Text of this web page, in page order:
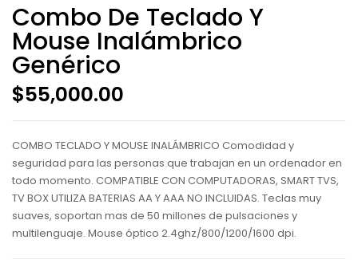
Combo De Teclado Y
Mouse Inalámbrico
Genérico
$55,000.00
COMBO TECLADO Y MOUSE INALÁMBRICO Comodidad y
seguridad para las personas que trabajan en un ordenador en
todo momento. COMPATIBLE CON COMPUTADORAS, SMART TVS,
TV BOX UTILIZA BATERIAS AA Y AAA NO INCLUIDAS. Teclas muy
suaves, soportan mas de 50 millones de pulsaciones y
multilenguaje. Mouse óptico 2.4ghz/800/1200/1600 dpi.